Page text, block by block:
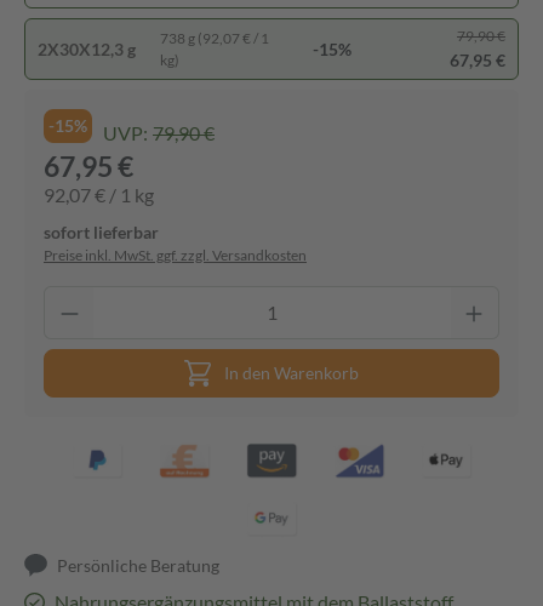
2X30X12,3 g
738 g (92,07 € / 1
kg)
-15%
79,90 €
67,95 €
-15% UVP: 79,90 €
67,95 €
92,07 € / 1 kg
sofort lieferbar
Preise inkl. MwSt. ggf. zzgl. Versandkosten
In den Warenkorb
Persönliche Beratung